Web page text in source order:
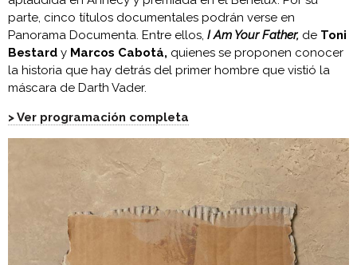
parte, cinco títulos documentales podrán verse en
Panorama Documenta. Entre ellos, I Am Your Father, de Toni
Bestard y Marcos Cabotá, quienes se proponen conocer
la historia que hay detrás del primer hombre que vistió la
máscara de Darth Vader.
> Ver programación completa